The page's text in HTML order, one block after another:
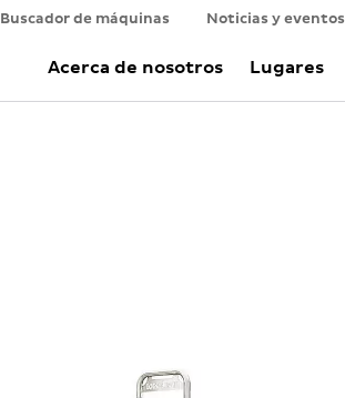
Buscador de máquinas Noticias y eventos
Acerca de nosotros Lugares